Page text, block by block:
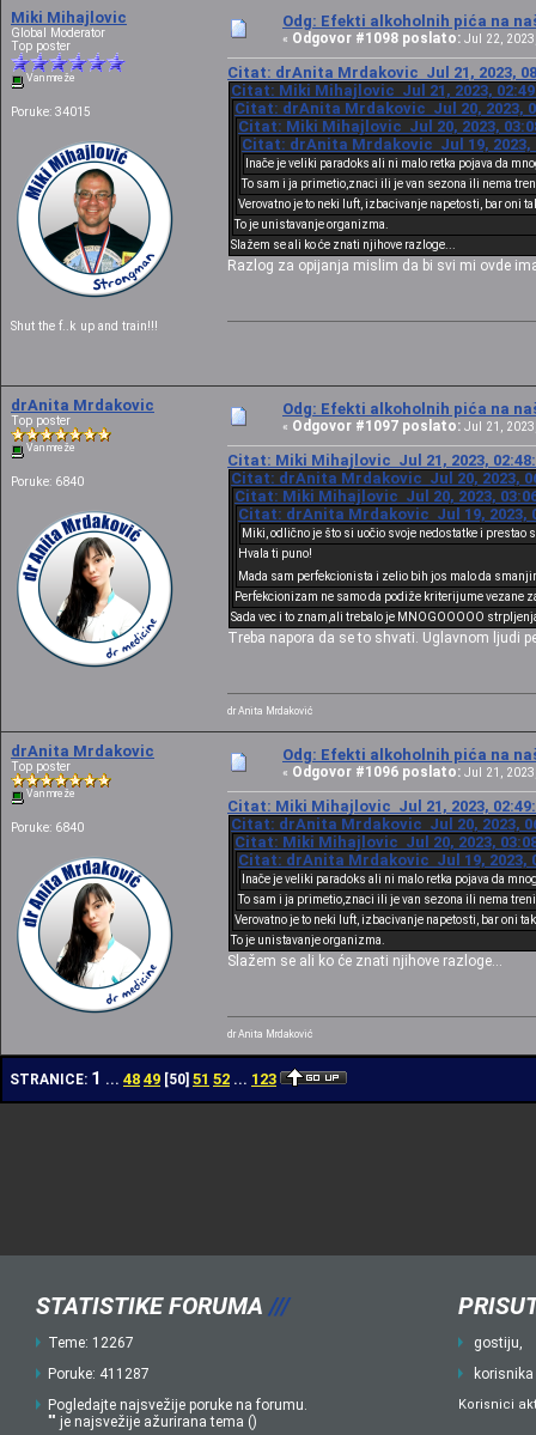
Miki Mihajlovic
Global Moderator
Top poster
Van mreže
Poruke: 34015
Shut the f..k up and train!!!
Odg: Efekti alkoholnih pića na
« Odgovor #1098 poslato: Jul 22,
Citat: drAnita Mrdakovic Jul 21, 2023,
Citat: Miki Mihajlovic Jul 21, 2023,
Citat: drAnita Mrdakovic Jul 20, 2023,
Citat: Miki Mihajlovic Jul 20, 2023,
Citat: drAnita Mrdakovic Jul 19, 2023,
Inače je veliki paradoks ali ni malo retka pojava da
To sam i ja primetio,znaci ili je van sezona ili nema
Verovatno je to neki luft, izbacivanje napetosti, bar oni
To je unistavanje organizma.
Slažem se ali ko će znati njihove razloge...
Razlog za opijanja mislim da bi svi mi ovde
drAnita Mrdakovic
Top poster
Van mreže
Poruke: 6840
Odg: Efekti alkoholnih pića na
« Odgovor #1097 poslato: Jul 21,
Citat: Miki Mihajlovic Jul 21, 2023,
Citat: drAnita Mrdakovic Jul 20, 2023,
Citat: Miki Mihajlovic Jul 20, 2023,
Citat: drAnita Mrdakovic Jul 19, 2023,
Miki, odlično je što si uočio svoje nedostatke i prestao
Hvala ti puno!
Mada sam perfekcionista i zelio bih jos malo da
Perfekcionizam ne samo da podiže kriterijume vezane
Sada vec i to znam,ali trebalo je MNOGOOOOO
Treba napora da se to shvati. Uglavnom ljudi
dr Anita Mrdaković
drAnita Mrdakovic
Top poster
Van mreže
Poruke: 6840
Odg: Efekti alkoholnih pića na
« Odgovor #1096 poslato: Jul 21,
Citat: Miki Mihajlovic Jul 21, 2023,
Citat: drAnita Mrdakovic Jul 20, 2023,
Citat: Miki Mihajlovic Jul 20, 2023,
Citat: drAnita Mrdakovic Jul 19, 2023,
Inače je veliki paradoks ali ni malo retka pojava da
To sam i ja primetio,znaci ili je van sezona ili nema
Verovatno je to neki luft, izbacivanje napetosti, bar oni
To je unistavanje organizma.
Slažem se ali ko će znati njihove razloge...
dr Anita Mrdaković
STRANICE: 1 ... 48 49 [50] 51 52 ... 123
STATISTIKE FORUMA ///
Teme: 12267
Poruke: 411287
Pogledajte najsvežije poruke na forumu.
"" je najsvežije ažurirana tema ()
gostiju,
korisnika
Korisnici